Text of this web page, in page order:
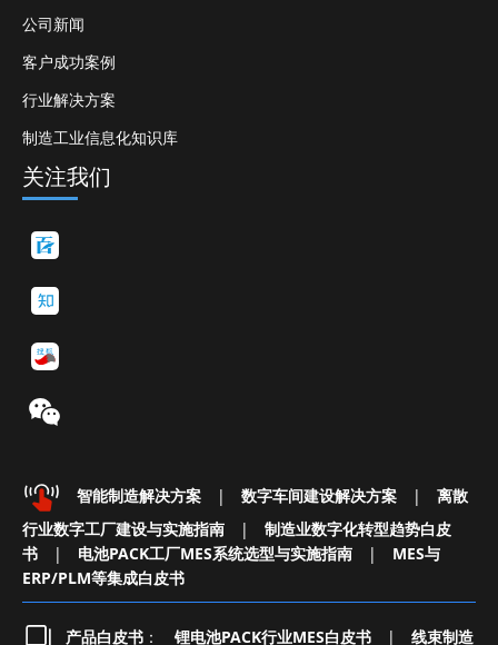
公司新闻
客户成功案例
行业解决方案
制造工业信息化知识库
关注我们
智能制造解决方案 | 数字车间建设解决方案 |
离散
行业数字工厂建设与实施指南
|
制造业数字化转型趋势白皮
书
| 电池PACK工厂MES系统选型与实施指南 |
MES与
ERP/PLM等集成白皮书
产品白皮书 ： 锂电池PACK行业MES白皮书 | 线束制造